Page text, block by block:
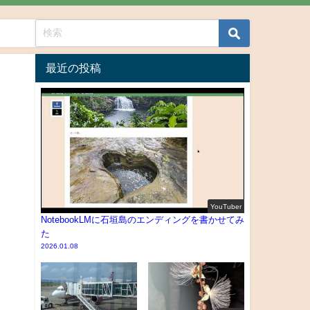
最近の投稿
YouTuber
NotebookLMに石垣島のエンディングを書かせてみ
た
2026.01.08